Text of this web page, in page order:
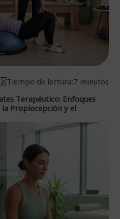
Tiempo de lectura:7 minutos
Terapéutico: Enfoques
Propiocepción y el